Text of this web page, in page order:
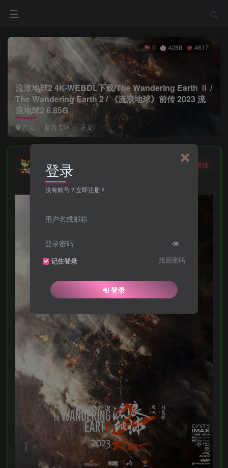
流浪地球2 4K-WEBDL下载/The Wandering Earth Ⅱ /
The Wandering Earth 2 / 《流浪地球》前传 2023 流
浪地球2 6.85G
首页 影音专区 正文
0 4288 4617
酒醒只在花前坐，酒醉还来花下眠。
关注
登录
没有账号？立即注册
用户名或邮箱
登录密码
记住登录 找回密码
登录